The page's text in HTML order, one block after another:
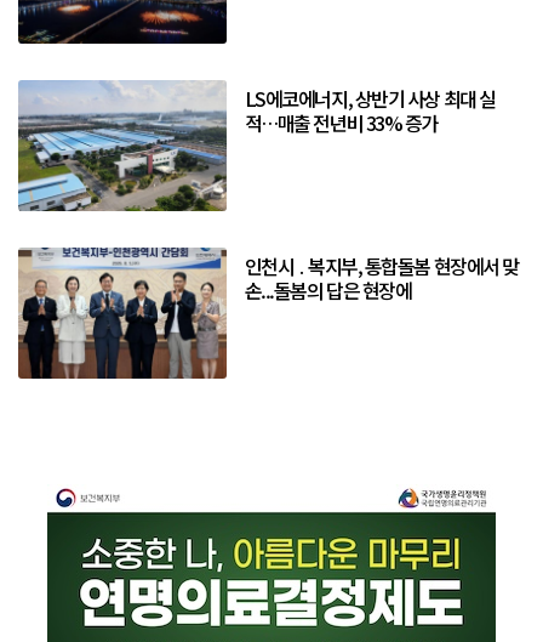
LS에코에너지, 상반기 사상 최대 실
적…매출 전년비 33% 증가
인천시 ․ 복지부, 통합돌봄 현장에서 맞
손...돌봄의 답은 현장에